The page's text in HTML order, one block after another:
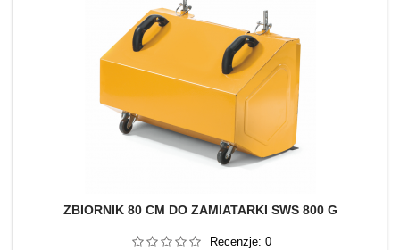
ZBIORNIK 80 CM DO ZAMIATARKI SWS 800 G
Recenzje: 0